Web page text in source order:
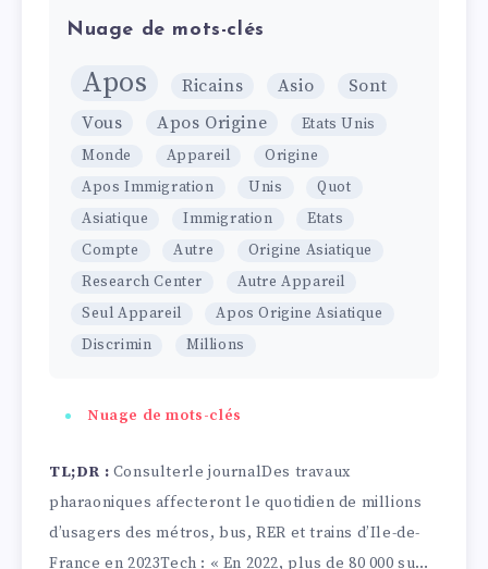
Nuage de mots-clés
Apos Ricains Asio
Sont
Vous
Apos Origine
Etats Unis
Monde
Appareil
Origine
Apos Immigration
Unis
Quot
Asiatique
Immigration
Etats
Compte
Autre
Origine Asiatique
Research Center
Autre Appareil
Seul Appareil
Apos Origine Asiatique
Discrimin
Millions
Nuage de mots-clés
TL;DR : Consulterle journalDes travaux
pharaoniques affecteront le quotidien de millions
d’usagers des métros, bus, RER et trains d’Ile-de-
France en 2023Tech : « En 2022, plus de 80 000 su…